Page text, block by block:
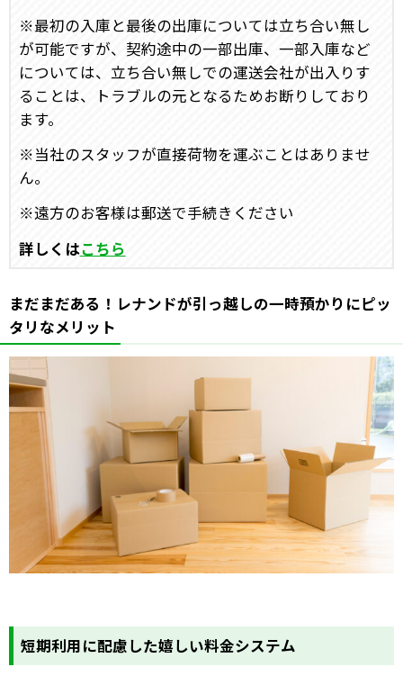
※最初の入庫と最後の出庫については立ち合い無し
が可能ですが、契約途中の一部出庫、一部入庫など
については、立ち合い無しでの運送会社が出入りす
ることは、トラブルの元となるためお断りしており
ます。
※当社のスタッフが直接荷物を運ぶことはありませ
ん。
※遠方のお客様は郵送で手続きください
詳しくはこちら
まだまだある！レナンドが引っ越しの一時預かりにピッ
タリなメリット
短期利用に配慮した嬉しい料金システム